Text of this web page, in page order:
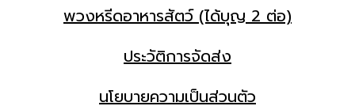
พวงหรีดอาหารสัตว์ (ได้บุญ 2 ต่อ)
ประวัติการจัดส่ง
นโยบายความเป็นส่วนตัว